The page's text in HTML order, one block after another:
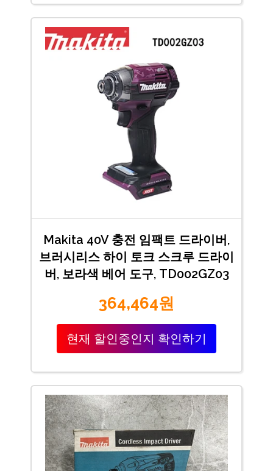
Makita 40V 충전 임팩트 드라이버,
브러시리스 하이 토크 스크루 드라이
버, 보라색 베어 도구, TD002GZ03
364,464원
현재 할인중인지 확인하기